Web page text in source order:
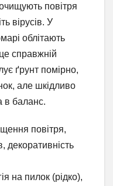
повітря
вірусів. У
облітають
справжній
ґрунт помірно,
але шкідливо
в баланс.
повітря,
декоративність
на пилок (рідко),